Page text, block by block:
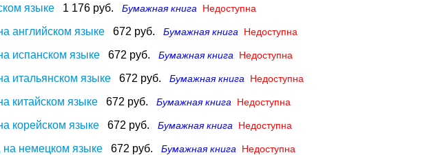
языке 1 176 руб. Бумажная книга Недоступна
английском языке 672 руб. Бумажная книга Недоступна
испанском языке 672 руб. Бумажная книга Недоступна
итальянском языке 672 руб. Бумажная книга Недоступна
китайском языке 672 руб. Бумажная книга Недоступна
корейском языке 672 руб. Бумажная книга Недоступна
на немецком языке 672 руб. Бумажная книга Недоступна